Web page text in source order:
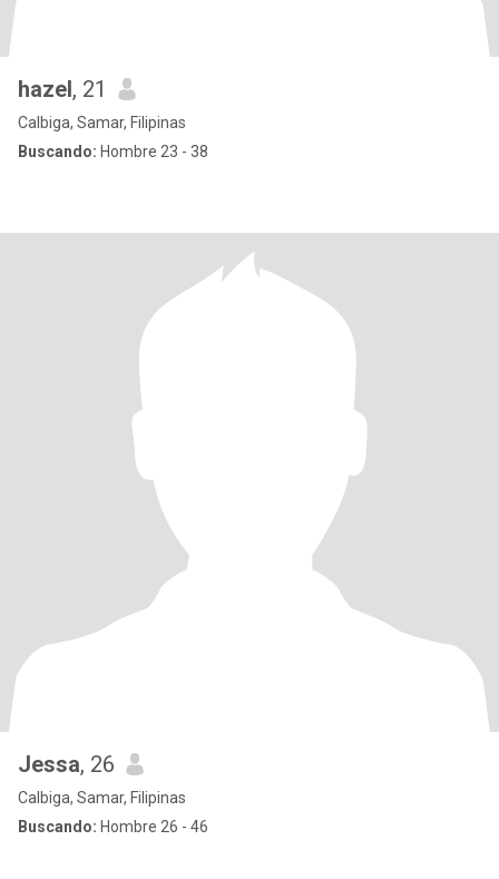
hazel, 21
Calbiga, Samar, Filipinas
Buscando: Hombre 23 - 38
Jessa, 26
Calbiga, Samar, Filipinas
Buscando: Hombre 26 - 46